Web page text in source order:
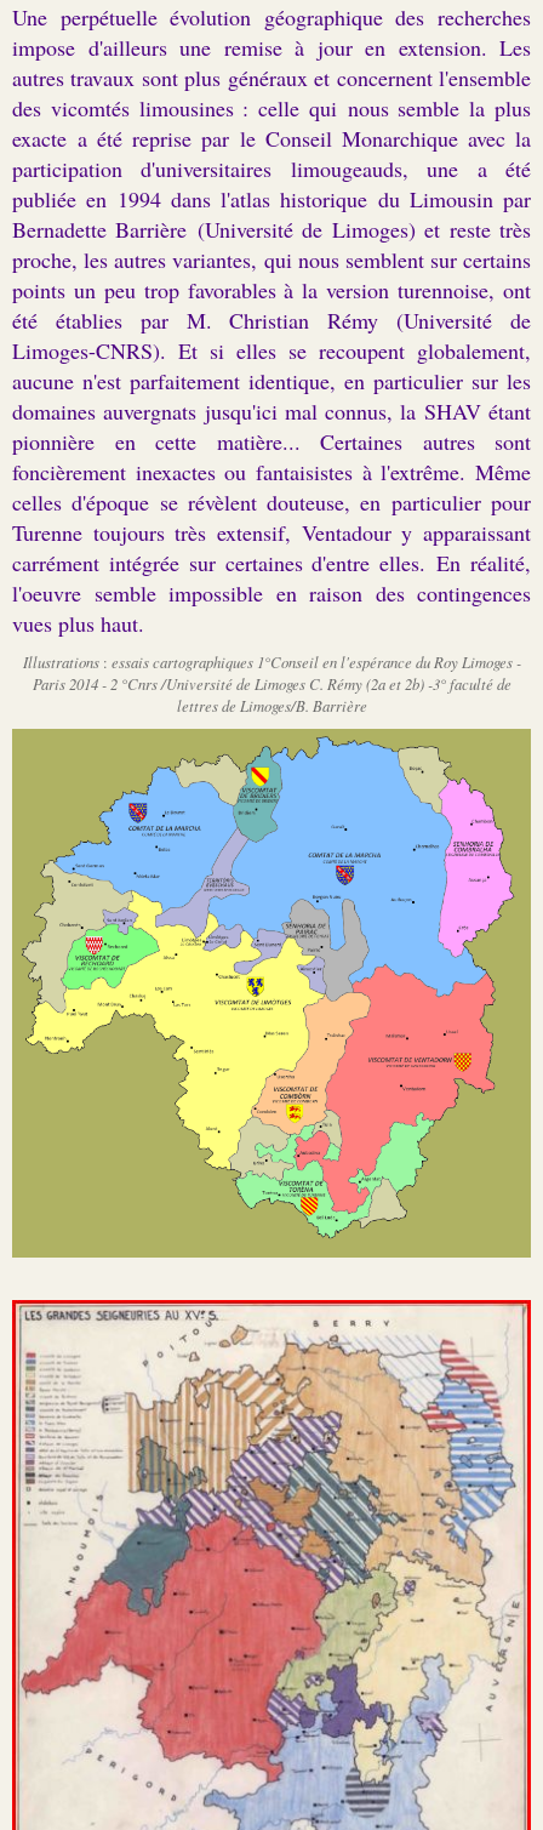
Une perpétuelle évolution géographique des recherches
impose d'ailleurs une remise à jour en extension. Les
autres travaux sont plus généraux et concernent l'ensemble
des vicomtés limousines : celle qui nous semble la plus
exacte a été reprise par le Conseil Monarchique avec la
participation d'universitaires limougeauds, une a été
publiée en 1994 dans l'atlas historique du Limousin par
Bernadette Barrière (Université de Limoges) et reste très
proche, les autres variantes, qui nous semblent sur certains
points un peu trop favorables à la version turennoise, ont
été établies par M. Christian Rémy (Université de
Limoges-CNRS). Et si elles se recoupent globalement,
aucune n'est parfaitement identique, en particulier sur les
domaines auvergnats jusqu'ici mal connus, la SHAV étant
pionnière en cette matière... Certaines autres sont
foncièrement inexactes ou fantaisistes à l'extrême. Même
celles d'époque se révèlent douteuse, en particulier pour
Turenne toujours très extensif, Ventadour y apparaissant
carrément intégrée sur certaines d'entre elles. En réalité,
l'oeuvre semble impossible en raison des contingences
vues plus haut.
Illustrations: essais cartographiques 1°Conseil en l'espérance du Roy Limoges -
Paris 2014 - 2 °Cnrs /Université de Limoges C. Rémy (2a et 2b) -3° faculté de
lettres de Limoges/B. Barrière